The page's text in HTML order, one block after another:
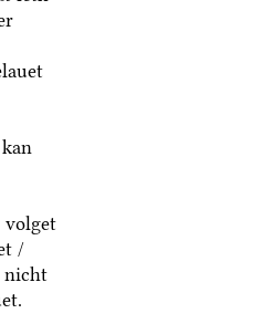
/
nicht